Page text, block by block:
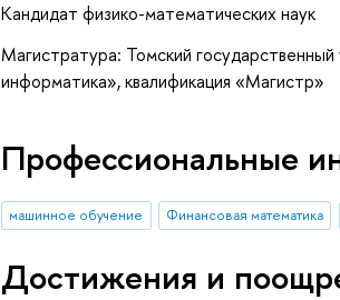
Кандидат физико-математических наук
Магистратура: Томский
информатика», квалификация «Магистр»
Профессиональные
машинное обучение Финансовая математика
Достижения и